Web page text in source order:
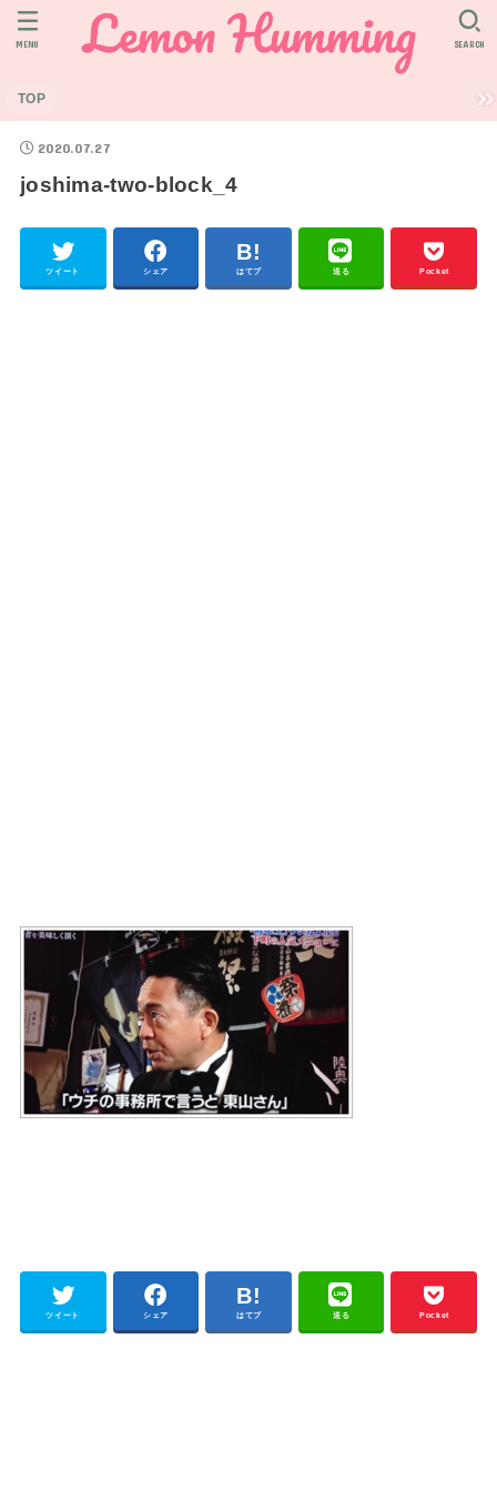
TOP
SEARCH
MENU
2020.07.27
joshima-two-block_4
ツイート シェア はてブ 送る Pocket
ツイート シェア はてブ 送る Pocket